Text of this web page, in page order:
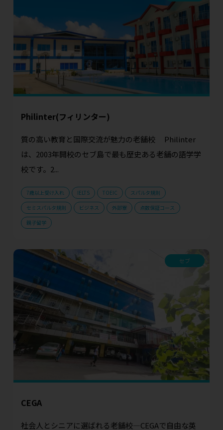
Philinter(フィリンター)
質の高い教育と国際交流が魅力の老舗校 Philinter
は、2003年開校のセブ島で最も歴史ある老舗の語学学
校です。2...
7歳以上受け入れ IELTS TOEIC
スパルタ規則
セミスパルタ規則
ビジネス 外部寮
点数保証コース
親子留学
セブ
CEGA
社会人とシニアに選ばれる老舗校—CEGAで自由な英